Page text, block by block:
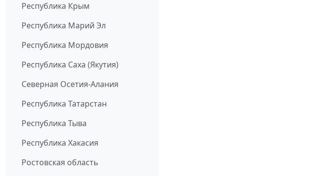
Республика Крым
Республика Марий Эл
Республика Мордовия
Республика Саха (Якутия)
Северная Осетия-Алания
Республика Татарстан
Республика Тыва
Республика Хакасия
Ростовская область